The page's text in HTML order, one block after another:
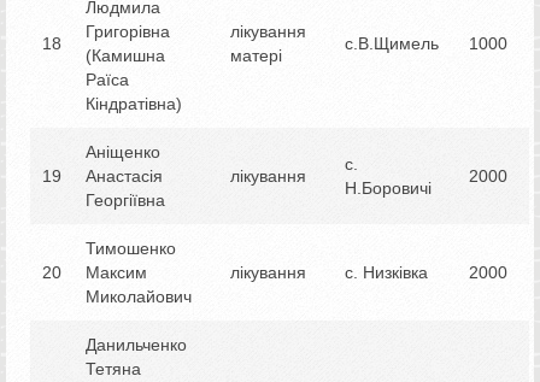
18
Людмила
Григорівна
(Камишна
Раїса
Кіндратівна)
лікування
матері
с.В.Щимель 1000
19
Аніщенко
Анастасія
Георгіївна
лікування
с.
Н.Боровичі
2000
20
Тимошенко
Максим
Миколайович
лікування с. Низківка 2000
Данильченко
Тетяна